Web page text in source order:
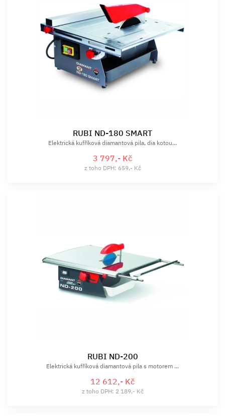
RUBI ND-180 SMART
Elektrická kufříková diamantová pila, dia kotou...
3 797,- Kč
z toho DPH: 659,- Kč
RUBI ND-200
Elektrická kufříková diamantová pila s motorem ...
12 612,- Kč
z toho DPH: 2 189,- Kč